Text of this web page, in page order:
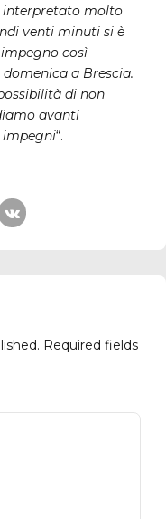
interpretato molto
venti minuti si è
così
a Brescia.
di non
avanti
impegni“.
Required fields